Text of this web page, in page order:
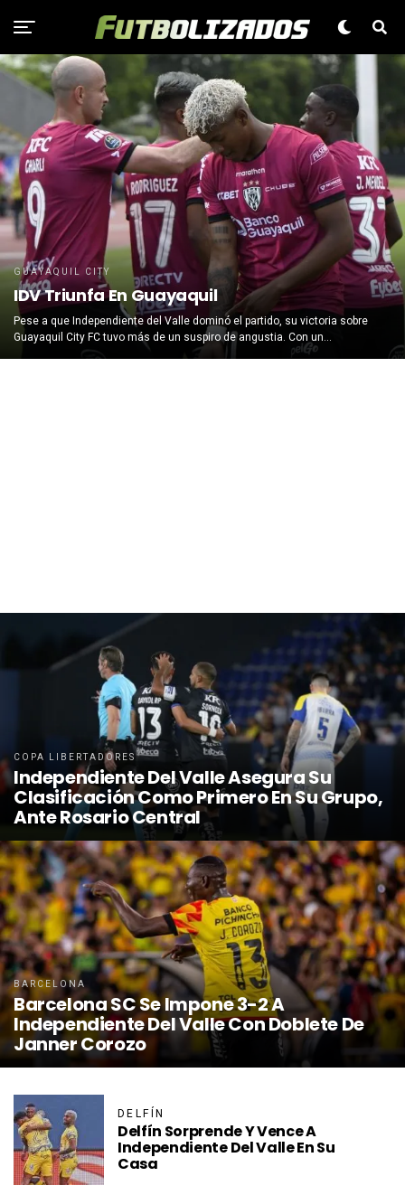
GUAYAQUIL CITY
IDV Triunfa En Guayaquil
Pese a que Independiente del Valle dominó el partido, su victoria sobre
Guayaquil City FC tuvo más de un suspiro de angustia. Con un...
COPA LIBERTADORES
Independiente Del Valle Asegura Su
Clasificación Como Primero En Su Grupo,
Ante Rosario Central
BARCELONA
Barcelona SC Se Impone 3-2 A
Independiente Del Valle Con Doblete De
Janner Corozo
DELFÍN
Delfín Sorprende Y Vence A
Independiente Del Valle En Su
Casa